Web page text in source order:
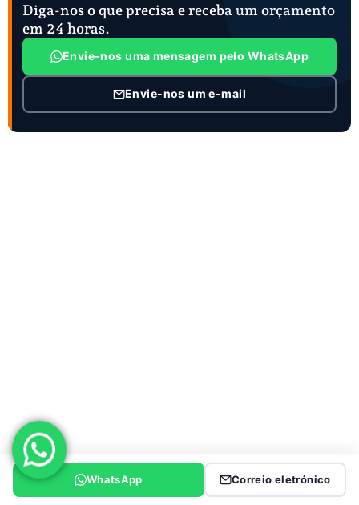
Diga-nos o que precisa e receba um orçamento
em 24 horas.
Envie-nos uma mensagem pelo WhatsApp
Envie-nos um e-mail
WhatsApp Correio eletrónico
WeChat : 18863981660
Correio eletrónico :service@genronvehicle.com
SEMI TRAILER